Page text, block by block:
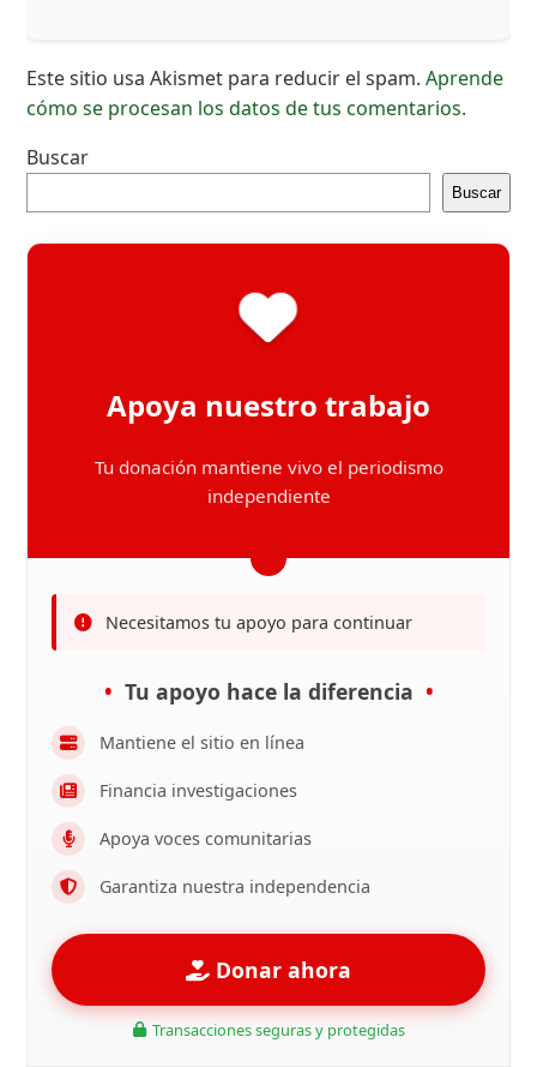
Este sitio usa Akismet para reducir el spam.Aprende
cómo se procesan los datos de tus comentarios.
Buscar
Buscar
Apoya nuestro trabajo
Tu donación mantiene vivo el periodismo
independiente
Necesitamos tu apoyo para continuar
Tu apoyo hace la diferencia
Mantiene el sitio en línea
Financia investigaciones
Apoya voces comunitarias
Garantiza nuestra independencia
Donar ahora
Transacciones seguras y protegidas